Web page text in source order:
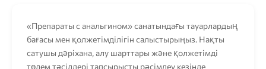
«Препараты с анальгином» санатындағы тауарлардың
бағасы мен қолжетімділігін салыстырыңыз. Нақты
сатушы дәріхана, алу шарттары және қолжетімді
төлем тәсілдері тапсырысты рәсімдеу кезінде